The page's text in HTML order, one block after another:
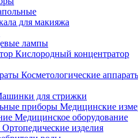
для макияжа
лампы
Кислородный концентратор
Косметологические
для стрижки
Медицинские
Медицинское оборудование
Ортопедические изделия